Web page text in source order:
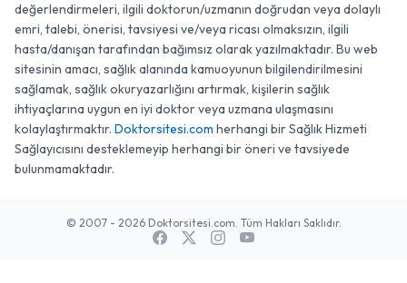
değerlendirmeleri, ilgili doktorun/uzmanın doğrudan veya dolaylı
emri, talebi, önerisi, tavsiyesi ve/veya ricası olmaksızın, ilgili
hasta/danışan tarafından bağımsız olarak yazılmaktadır. Bu web
sitesinin amacı, sağlık alanında kamuoyunun bilgilendirilmesini
sağlamak, sağlık okuryazarlığını artırmak, kişilerin sağlık
ihtiyaçlarına uygun en iyi doktor veya uzmana ulaşmasını
kolaylaştırmaktır. Doktorsitesi.com herhangi bir Sağlık Hizmeti
Sağlayıcısını desteklemeyip herhangi bir öneri ve tavsiyede
bulunmamaktadır.
© 2007 - 2026 Doktorsitesi.com. Tüm Hakları Saklıdır.